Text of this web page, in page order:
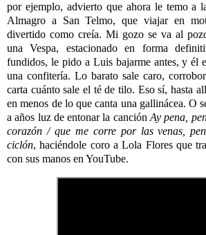
por ejemplo, advierto que ahora le temo a
Almagro a San Telmo, que viajar en
divertido como creía. Mi gozo se va al
una Vespa, estacionado en forma
fundidos, le pido a Luis bajarme antes, y él
una confitería. Lo barato sale caro,
carta cuánto sale el té de tilo. Eso sí, hasta
en menos de lo que canta una gallinácea. O
a años luz de entonar la canciónAy pena,
corazón / que me corre por las venas,
ciclón, haciéndole coro a Lola Flores que
con sus manos en YouTube.